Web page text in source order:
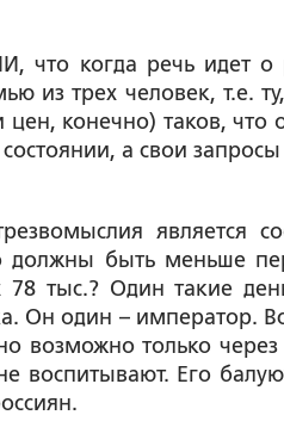
что когда речь идет
из трех человек, т.е.
цен, конечно) таков,
а свои запросы
является
должны быть меньше
тыс.? Один такие
Он один – император.
возможно только
воспитывают. Его